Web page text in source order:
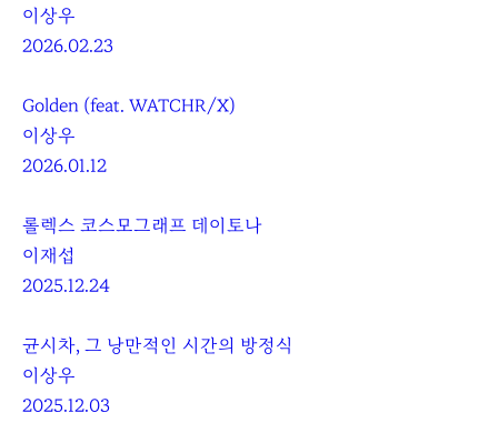
이상우
2026.02.23
Golden (feat. WATCHR/X)
이상우
2026.01.12
롤렉스 코스모그래프 데이토나
이재섭
2025.12.24
균시차, 그 낭만적인 시간의 방정식
이상우
2025.12.03